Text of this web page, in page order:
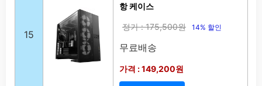
15
항 케이스
정가 : 175,500원 14% 할인
무료배송
가격 : 149,200원